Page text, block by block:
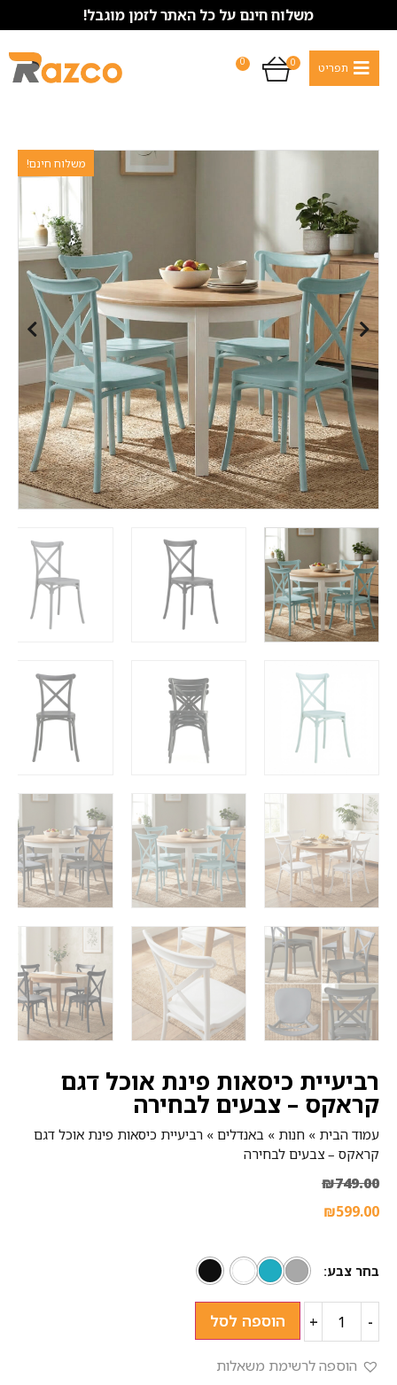
משלוח חינם על כל האתר לזמן מוגבל!
0
0
משלוח חינם!
רביעיית כיסאות פינת אוכל דגם
קראקס – צבעים לבחירה
עמוד הבית » חנות » באנדלים » רביעיית כיסאות פינת אוכל דגם
קראקס – צבעים לבחירה
₪749.00
₪599.00
בחר צבע
-
+ הוספה לסל
הוספה לרשימת משאלות